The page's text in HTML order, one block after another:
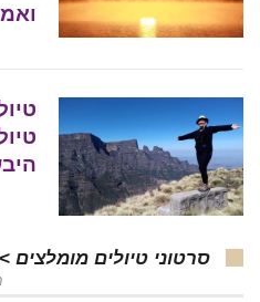
סרטוני טיולים מומלצים